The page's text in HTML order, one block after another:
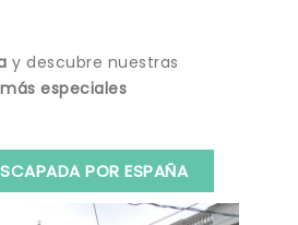
y descubre nuestras
especiales
POR ESPAÑA